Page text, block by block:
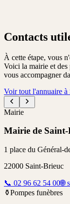
Contacts
À cette étape, vous
Voici la mairie et
vous accompagner
Voir tout l'annuaire
Mairie
Mairie de
1 place du Général-
22000 Saint-Brieuc
📞 02 96 62 54 00🌐
⚱️Pompes funèbres